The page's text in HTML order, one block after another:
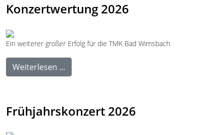
Konzertwertung 2026
Ein weiterer großer Erfolg für die TMK Bad Wimsbach
Weiterlesen ...
Frühjahrskonzert 2026